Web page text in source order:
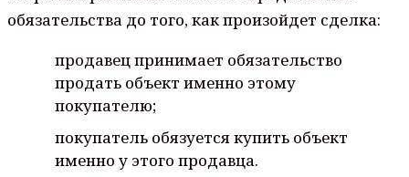
обязательства до того, как произойдет сделка:
продавец принимает обязательство
продать объект именно этому
покупателю;
покупатель обязуется купить объект
именно у этого продавца.